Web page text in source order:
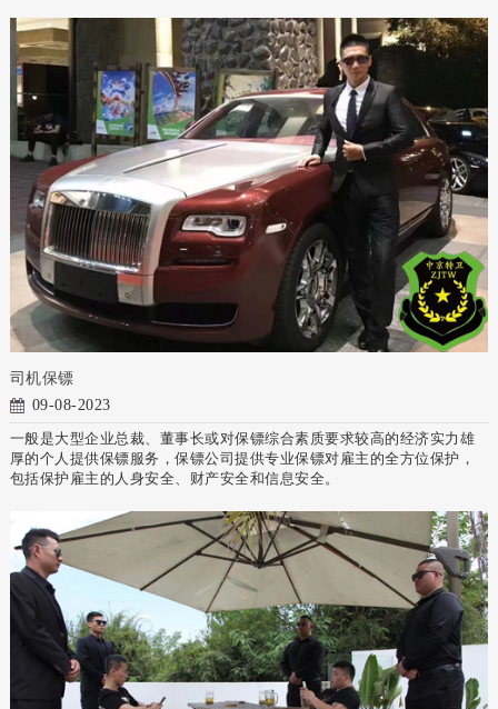
司机保镖
09-08-2023
一般是大型企业总裁、董事长或对保镖综合素质要求较高的经济实力雄
厚的个人提供保镖服务，保镖公司提供专业保镖对雇主的全方位保护，
包括保护雇主的人身安全、财产安全和信息安全。